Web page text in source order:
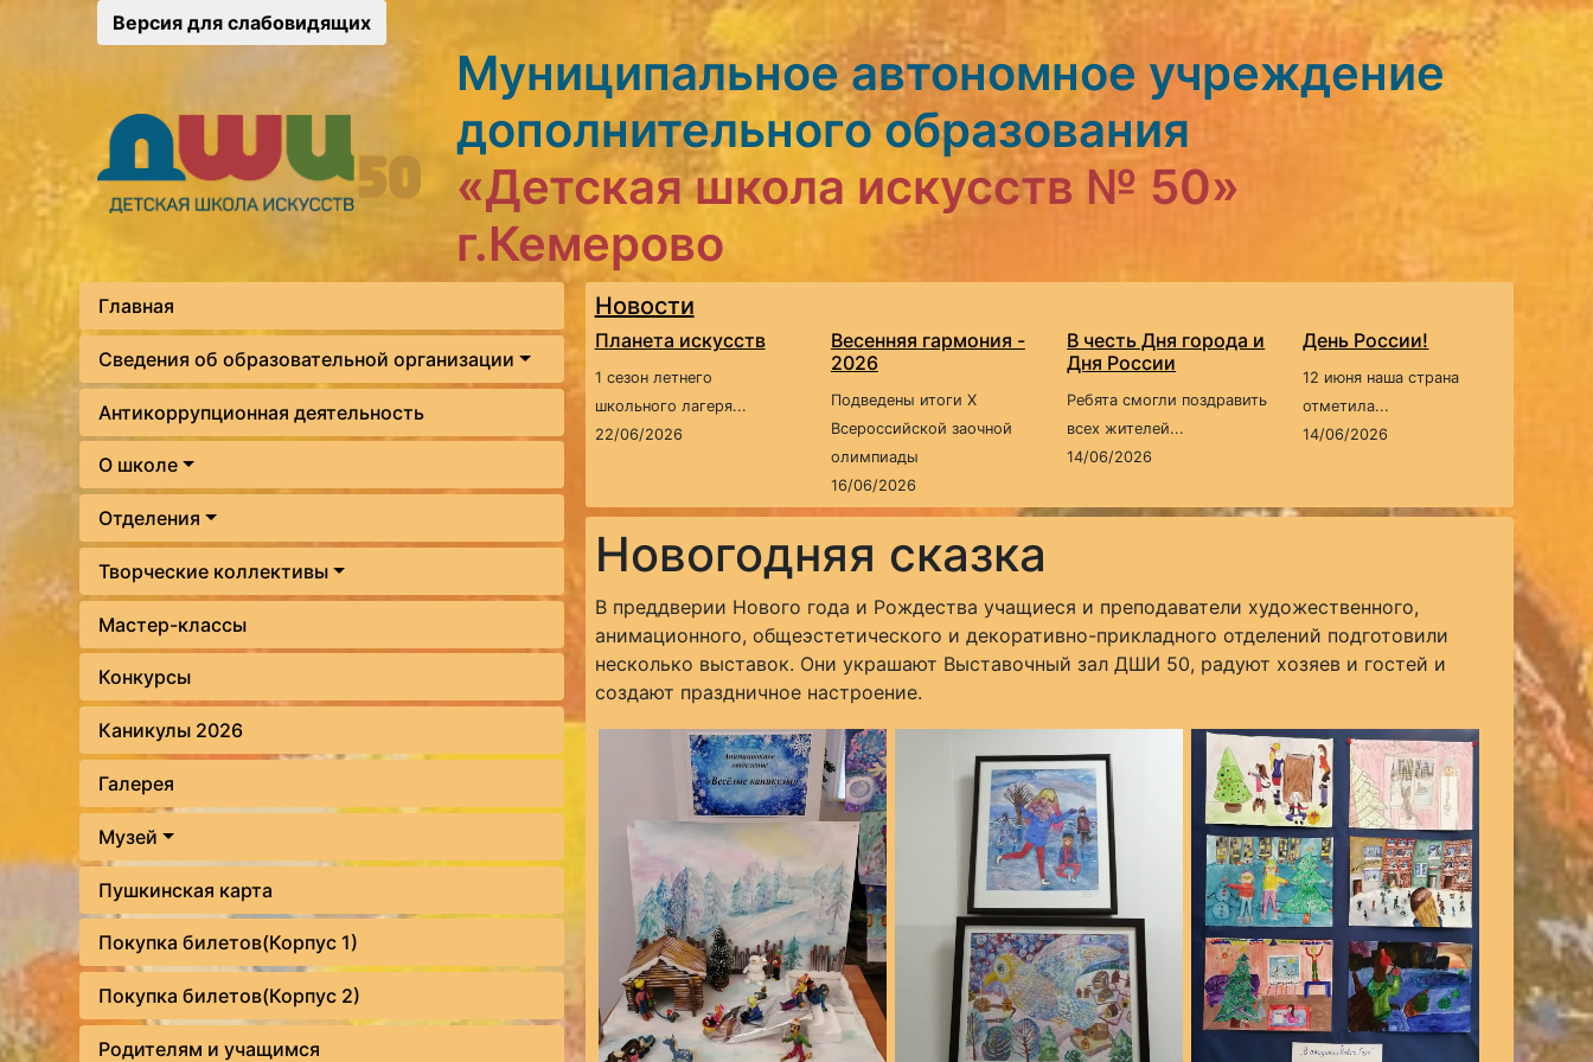
Версия для слабовидящих
Муниципальное автономное учреждение
дополнительного образования
«Детская школа искусств № 50»
г.Кемерово
Главная
Сведения об образовательной организации
Антикоррупционная деятельность
О школе
Отделения
Творческие коллективы
Мастер-классы
Конкурсы
Каникулы 2026
Галерея
Музей
Пушкинская карта
Покупка билетов(Корпус 1)
Покупка билетов(Корпус 2)
Родителям и учащимся
Новости
Планета искусств
1 сезон летнего
школьного лагеря...
22/06/2026
Весенняя гармония -
2026
Подведены итоги X
Всероссийской заочной
олимпиады
16/06/2026
В честь Дня города и
Дня России
Ребята смогли поздравить
всех жителей...
14/06/2026
День России!
12 июня наша страна
отметила...
14/06/2026
Новогодняя сказка
В преддверии Нового года и Рождества учащиеся и преподаватели художественного,
анимационного, общеэстетического и декоративно-прикладного отделений подготовили
несколько выставок. Они украшают Выставочный зал ДШИ 50, радуют хозяев и гостей и
создают праздничное настроение.